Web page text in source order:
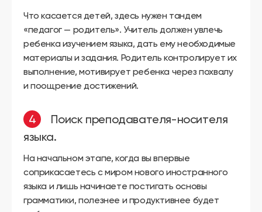
Что касается детей, здесь нужен тандем
«педагог — родитель». Учитель должен увлечь
ребенка изучением языка, дать ему необходимые
материалы и задания. Родитель контролирует их
выполнение, мотивирует ребенка через похвалу
и поощрение достижений.
Поиск преподавателя-носителя
языка.
На начальном этапе, когда вы впервые
соприкасаетесь с миром нового иностранного
языка и лишь начинаете постигать основы
грамматики, полезнее и продуктивнее будет